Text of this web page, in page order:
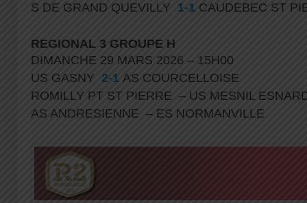
S DE GRAND QUEVILLY 1-1 CAUDEBEC ST
REGIONAL 3 GROUPE H
DIMANCHE 29 MARS 2026 – 15H00
US GASNY 2-1 AS COURCELLOISE
ROMILLY PT ST PIERRE – US MESNIL
AS ANDRESIENNE – ES NORMANVILLE